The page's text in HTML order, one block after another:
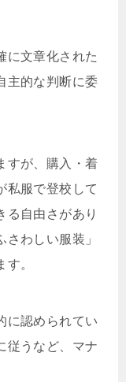
に文章化された
主的な判断に委
すが、購入・着
私服で登校して
る自由さがあり
わしい服装」
。
に認められてい
従うなど、マナ